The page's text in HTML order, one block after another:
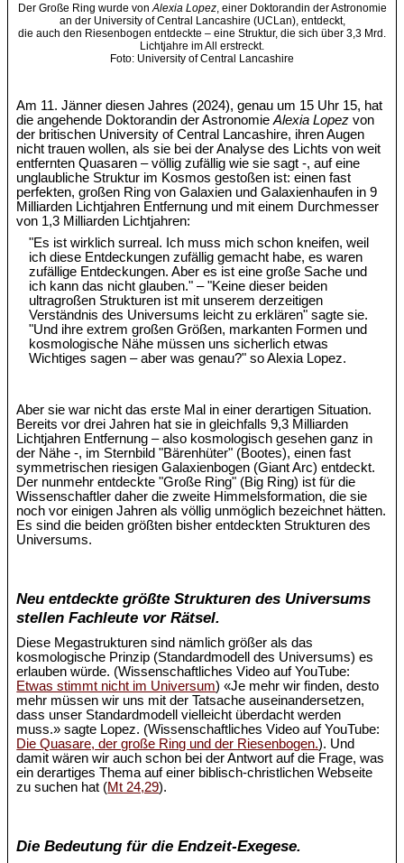
Der Große Ring wurde von Alexia Lopez, einer Doktorandin der Astronomie
an der University of Central Lancashire (UCLan), entdeckt,
die auch den Riesenbogen entdeckte – eine Struktur, die sich über 3,3 Mrd.
Lichtjahre im All erstreckt.
Foto: University of Central Lancashire
Am 11. Jänner diesen Jahres (2024), genau um 15 Uhr 15, hat
die angehende Doktorandin der AstronomieAlexia Lopez von
der britischen University of Central Lancashire, ihren Augen
nicht trauen wollen, als sie bei der Analyse des Lichts von weit
entfernten Quasaren – völlig zufällig wie sie sagt -, auf eine
unglaubliche Struktur im Kosmos gestoßen ist: einen fast
perfekten, großen Ring von Galaxien und Galaxienhaufen in 9
Milliarden Lichtjahren Entfernung und mit einem Durchmesser
von 1,3 Milliarden Lichtjahren:
"Es ist wirklich surreal. Ich muss mich schon kneifen, weil
ich diese Entdeckungen zufällig gemacht habe, es waren
zufällige Entdeckungen. Aber es ist eine große Sache und
ich kann das nicht glauben." – "Keine dieser beiden
ultragroßen Strukturen ist mit unserem derzeitigen
Verständnis des Universums leicht zu erklären" sagte sie.
"Und ihre extrem großen Größen, markanten Formen und
kosmologische Nähe müssen uns sicherlich etwas
Wichtiges sagen – aber was genau?" so Alexia Lopez.
Aber sie war nicht das erste Mal in einer derartigen Situation.
Bereits vor drei Jahren hat sie in gleichfalls 9,3 Milliarden
Lichtjahren Entfernung – also kosmologisch gesehen ganz in
der Nähe -, im Sternbild "Bärenhüter" (Bootes), einen fast
symmetrischen riesigen Galaxienbogen (Giant Arc) entdeckt.
Der nunmehr entdeckte "Große Ring" (Big Ring) ist für die
Wissenschaftler daher die zweite Himmelsformation, die sie
noch vor einigen Jahren als völlig unmöglich bezeichnet hätten.
Es sind die beiden größten bisher entdeckten Strukturen des
Universums.
Neu entdeckte größte Strukturen des Universums
stellen Fachleute vor Rätsel.
Diese Megastrukturen sind nämlich größer als das
kosmologische Prinzip (Standardmodell des Universums) es
erlauben würde. (Wissenschaftliches Video auf YouTube:
Etwas stimmt nicht im Universum) «Je mehr wir finden, desto
mehr müssen wir uns mit der Tatsache auseinandersetzen,
dass unser Standardmodell vielleicht überdacht werden
muss.» sagte Lopez. (Wissenschaftliches Video auf YouTube:
Die Quasare, der große Ring und der Riesenbogen.). Und
damit wären wir auch schon bei der Antwort auf die Frage, was
ein derartiges Thema auf einer biblisch-christlichen Webseite
zu suchen hat (Mt 24,29).
Die Bedeutung für die Endzeit-Exegese.